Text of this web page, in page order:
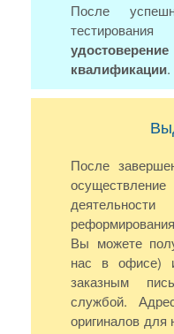
После
квалификации.
После
Вы можете
нас в офисе)
заказным
службой.
оригиналов для